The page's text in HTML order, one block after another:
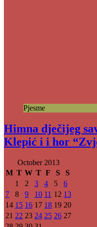
Pjesme
Himna dječijeg
Klepić i i hor
October 2013
M T W T F S
S
1
2 3 4 5
6
7
8 9 10 11 12 13
14 15 16 17 18 19 20
21 22 23 24 25 26 27